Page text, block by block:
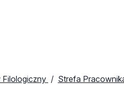
Filologiczny Strefa